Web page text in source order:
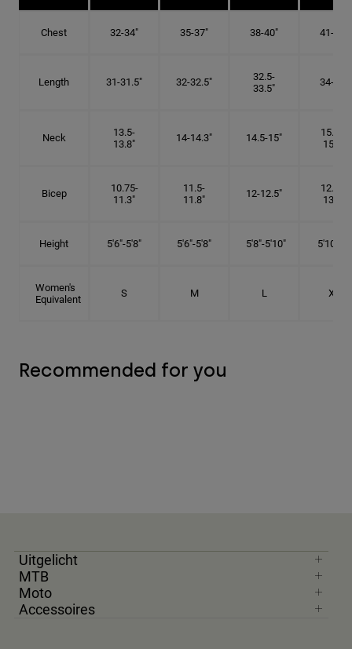
Chest 32-34" 35-37" 38-40" 41-43"
Length 31-31.5" 32-32.5"
32.5-
33.5"
34-35"
Neck
13.5-
13.8"
14-14.3" 14.5-15"
15.25-
15.5"
Bicep
10.75-
11.3"
11.5-
11.8"
12-12.5"
12.75-
13.3"
Height 5'6"-5'8" 5'6"-5'8" 5'8"-5'10" 5'10"- 6'
Women's
Equivalent
S M L XL
Recommended for you
Uitgelicht
MTB
Moto
Accessoires